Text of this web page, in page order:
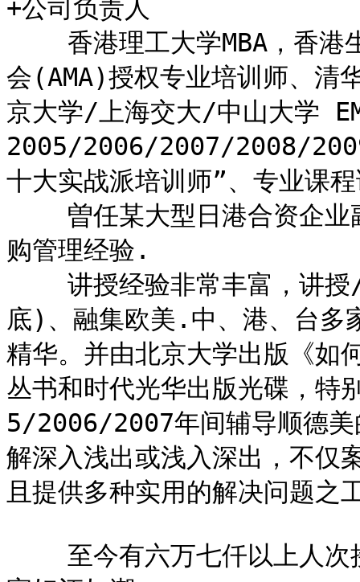
+公司负责人
会(AMA)授权专业培训师、清
京大学/上海交大/中山大学
2005/2006/2007/2008/
十大实战派培训师”、专业课
购管理经验.
底)、融集欧美.中、港、台多
精华。并由北京大学出版《如
丛书和时代光华出版光碟，特
5/2006/2007年间辅导顺德
解深入浅出或浅入深出，不仅
且提供多种实用的解决问题之